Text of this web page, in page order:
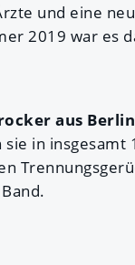
und eine
2019 war es
aus Berlin
in insgesamt